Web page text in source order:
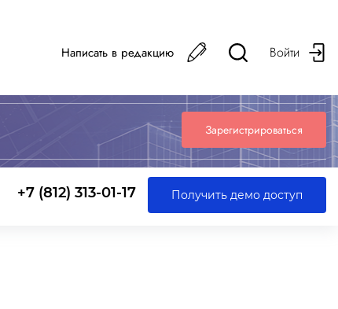
Написать в редакцию Войти
Зарегистрироваться
+7 (812) 313-01-17 Получить демо доступ